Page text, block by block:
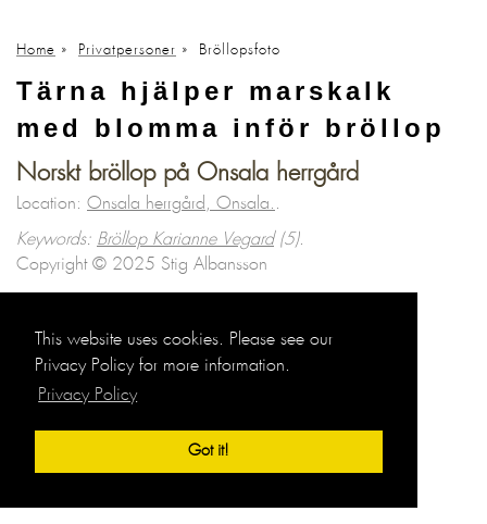
This website uses cookies. Please see our
Privacy Policy for more information.
Privacy Policy
Got it!
Home » Privatpersoner » Bröllopsfoto
Tärna hjälper marskalk
med blomma inför bröllop
Norskt bröllop på Onsala herrgård
Location: Onsala herrgård, Onsala. .
Keywords: Bröllop Karianne Vegard(5).
Copyright © 2025 Stig Albansson